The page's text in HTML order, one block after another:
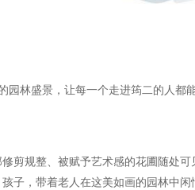
林盛景，让每一个走进筠二的人都
剪规整、被赋予艺术感的花圃随处
子，带着老人在这美如画的园林中闲